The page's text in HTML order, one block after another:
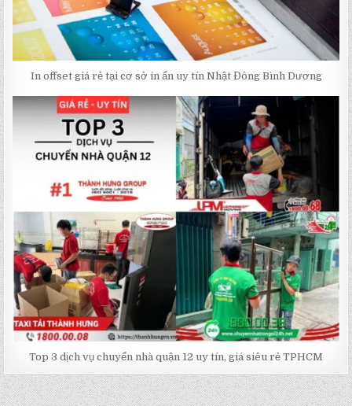
In offset giá rẻ tại cơ sở in ấn uy tín Nhật Đông Bình Dương
Top 3 dịch vụ chuyển nhà quận 12 uy tín, giá siêu rẻ TPHCM